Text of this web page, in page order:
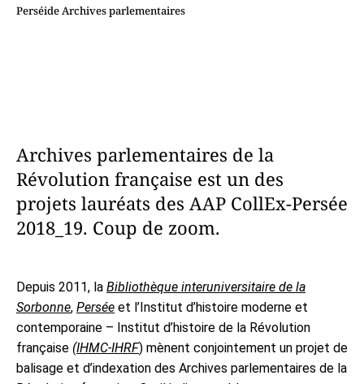
Perséide Archives parlementaires
Archives parlementaires de la
Révolution française est un des
projets lauréats des AAP CollEx-Persée
2018_19. Coup de zoom.
Depuis 2011, la Bibliothèque interuniversitaire de la
Sorbonne, Persée et l’Institut d’histoire moderne et
contemporaine – Institut d’histoire de la Révolution
française (IHMC-IHRF) mènent conjointement un projet de
balisage et d’indexation des Archives parlementaires de la